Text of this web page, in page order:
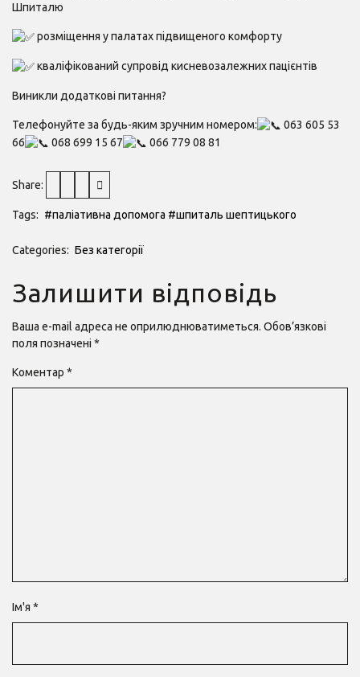
Шпиталю
розміщення у палатах підвищеного комфорту
кваліфікований супровід кисневозалежних пацієнтів
Виникли додаткові питання?
Телефонуйте за будь-яким зручним номером:
063 605 53
66
068 699 15 67 066 779 08 81
Share:
Tags: #паліативна допомога #шпиталь шептицького
Categories: Без категорії
Залишити відповідь
Ваша e-mail адреса не оприлюднюватиметься. Обов’язкові
поля позначені *
Коментар *
Ім'я *